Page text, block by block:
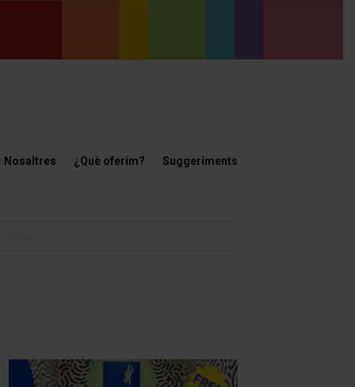
Nosaltres ¿Què oferim? Suggeriments